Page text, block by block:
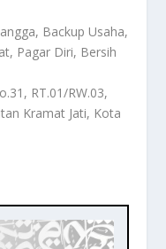
Backup Usaha,
Pagar Diri, Bersih
RT.01/RW.03,
Kramat Jati, Kota